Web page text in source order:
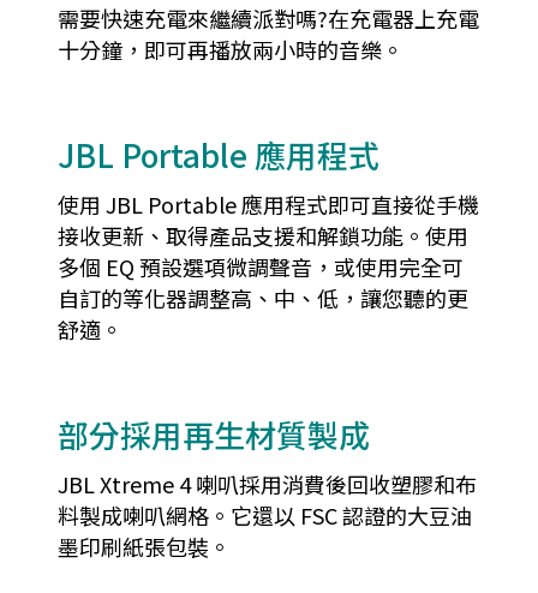
需要快速充電來繼續派對嗎?在充電器上充電
十分鐘，即可再播放兩小時的音樂。
JBL Portable 應用程式
使用 JBL Portable 應用程式即可直接從手機
接收更新、取得產品支援和解鎖功能。使用
多個 EQ 預設選項微調聲音，或使用完全可
自訂的等化器調整高、中、低，讓您聽的更
舒適。
部分採用再生材質製成
JBL Xtreme 4 喇叭採用消費後回收塑膠和布
料製成喇叭網格。它還以 FSC 認證的大豆油
墨印刷紙張包裝。